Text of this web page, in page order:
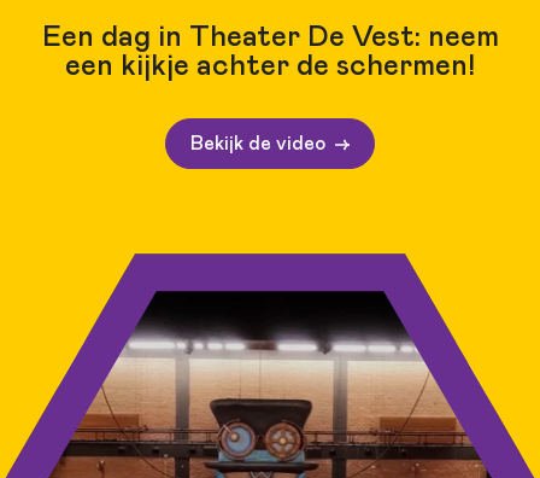
Een dag in Theater De Vest: neem
een kijkje achter de schermen!
Bekijk de video